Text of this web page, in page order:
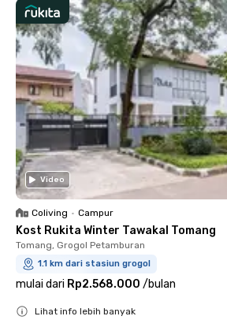
Video
Coliving • Campur
Kost Rukita Winter Tawakal Tomang
Tomang, Grogol Petamburan
1.1 km dari stasiun grogol
mulai dari Rp2.568.000 /bulan
Lihat info lebih banyak